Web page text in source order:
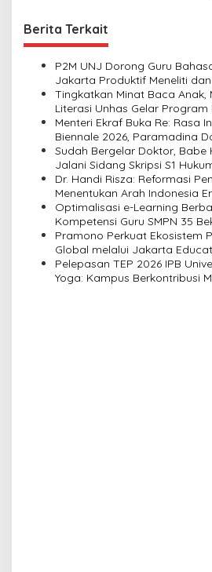
n
a
Berita Terkait
P2M UNJ Dorong Guru
Jakarta Produktif Meneliti
Tingkatkan Minat Baca Anak,
Literasi Unhas Gelar
Lima Dusun Desa Laikang
Menteri Ekraf Buka Re: Rasa
Biennale 2026, Paramadina
Budaya Visual
Sudah Bergelar Doktor, Babe
Jalani Sidang Skripsi S1
Dr. Handi Risza: Reformasi
Menentukan Arah Indonesia
Optimalisasi e-Learning
Kompetensi Guru SMPN 35
Alpha
Pramono Perkuat Ekosistem
Global melalui Jakarta
Center
Pelepasan TEP 2026 IPB
Yoga: Kampus Berkontribusi